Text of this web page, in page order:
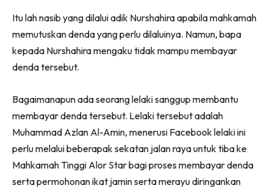
Itu lah nasib yang dilalui adik Nurshahira apabila mahkamah
memutuskan denda yang perlu dilaluinya. Namun, bapa
kepada Nurshahira mengaku tidak mampu membayar
denda tersebut.
Bagaimanapun ada seorang lelaki sanggup membantu
membayar denda tersebut. Lelaki tersebut adalah
Muhammad Azlan Al-Amin, menerusi Facebook lelaki ini
perlu melalui beberapak sekatan jalan raya untuk tiba ke
Mahkamah Tinggi Alor Star bagi proses membayar denda
serta permohonan ikat jamin serta merayu diringankan